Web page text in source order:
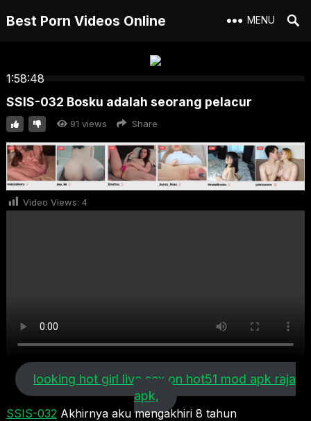
Best Porn Videos Online MENU
1:58:48
SSIS-032 Bosku adalah seorang pelacur
91 views Share
Video Views: 4
looking hot girl live sex on hot51 mod apk raja
apk,
SSIS-032 Akhirnya aku mengakhiri 8 tahun